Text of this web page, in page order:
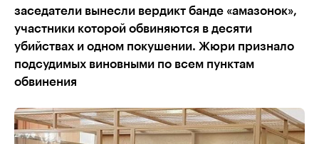
заседатели вынесли вердикт банде «амазонок»,
участники которой обвиняются в десяти
убийствах и одном покушении. Жюри признало
подсудимых виновными по всем пунктам
обвинения